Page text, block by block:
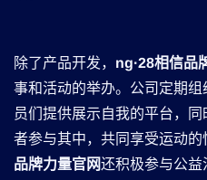
除了产品开发， ng·28相信品
事和活动的举办。公司定期
员们提供展示自我的平台，
者参与其中，共同享受运动的
品牌力量官网还积极参与公益